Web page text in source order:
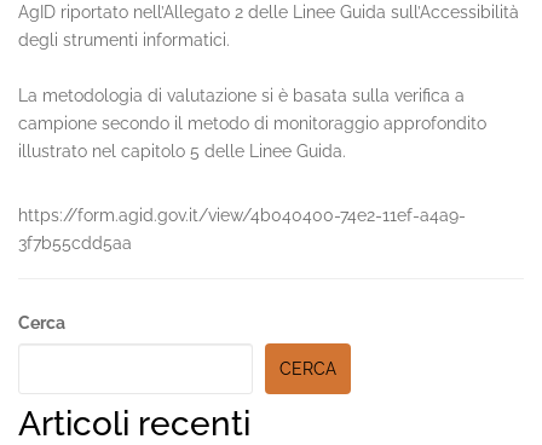
AgID riportato nell’Allegato 2 delle Linee Guida sull’Accessibilità
degli strumenti informatici.
La metodologia di valutazione si è basata sulla verifica a
campione secondo il metodo di monitoraggio approfondito
illustrato nel capitolo 5 delle Linee Guida.
https://form.agid.gov.it/view/4b040400-74e2-11ef-a4a9-
3f7b55cdd5aa
Secondary
Cerca
CERCA
Articoli recenti